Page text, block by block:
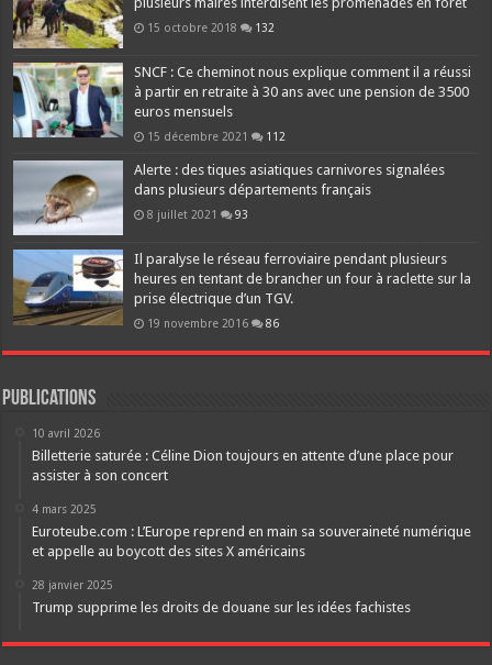
15 octobre 2018 132
SNCF : Ce cheminot nous explique comment il a réussi
à partir en retraite à 30 ans avec une pension de 3500
euros mensuels
15 décembre 2021 112
Alerte : des tiques asiatiques carnivores signalées
dans plusieurs départements français
8 juillet 2021 93
Il paralyse le réseau ferroviaire pendant plusieurs
heures en tentant de brancher un four à raclette sur la
prise électrique d’un TGV.
19 novembre 2016 86
Publications
10 avril 2026
Billetterie saturée : Céline Dion toujours en attente d’une place pour
assister à son concert
4 mars 2025
Euroteube.com : L’Europe reprend en main sa souveraineté numérique
et appelle au boycott des sites X américains
28 janvier 2025
Trump supprime les droits de douane sur les idées fachistes